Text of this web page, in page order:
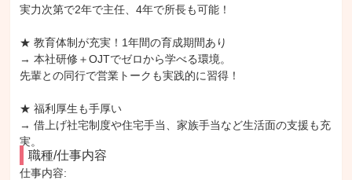
実力次第で2年で主任、4年で所長も可能！
★ 教育体制が充実！1年間の育成期間あり
→ 本社研修＋OJTでゼロから学べる環境。
先輩との同行で営業トークも実践的に習得！
★ 福利厚生も手厚い
→ 借上げ社宅制度や住宅手当、家族手当など生活面の支援も充
実。
職種/仕事内容
仕事内容: